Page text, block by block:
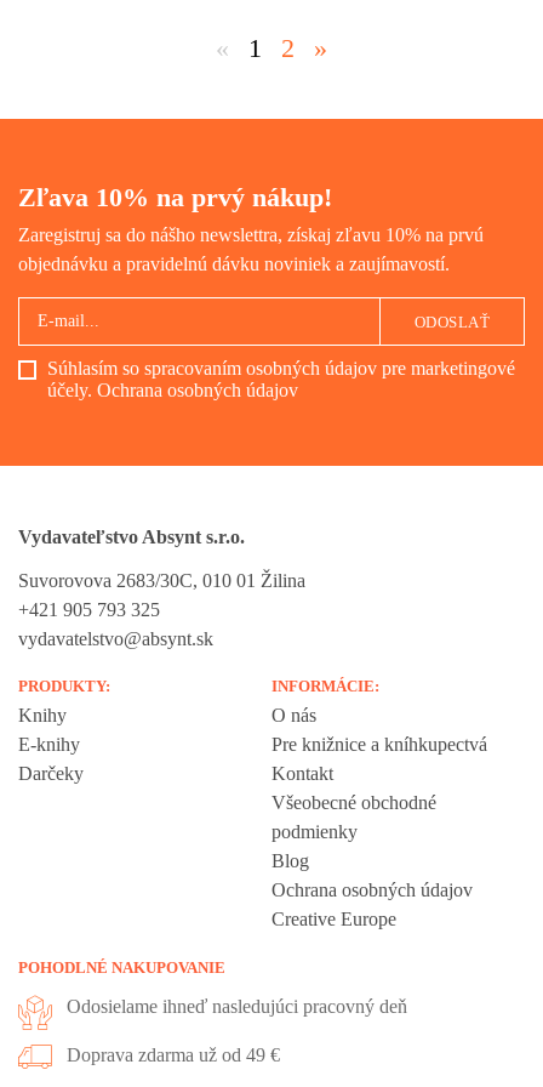
« 1 2 »
Zľava 10% na prvý nákup!
Zaregistruj sa do nášho newslettra, získaj zľavu 10% na prvú
objednávku a pravidelnú dávku noviniek a zaujímavostí.
Súhlasím so spracovaním osobných údajov pre marketingové
účely. Ochrana osobných údajov
ODOSLAŤ
Vydavateľstvo Absynt s.r.o.
Suvorovova 2683/30C, 010 01 Žilina
+421 905 793 325
vydavatelstvo@absynt.sk
PRODUKTY:
Knihy
E-knihy
Darčeky
INFORMÁCIE:
O nás
Pre knižnice a kníhkupectvá
Kontakt
Všeobecné obchodné
podmienky
Blog
Ochrana osobných údajov
Creative Europe
POHODLNÉ NAKUPOVANIE
Odosielame ihneď nasledujúci pracovný deň
Doprava zdarma už od 49 €